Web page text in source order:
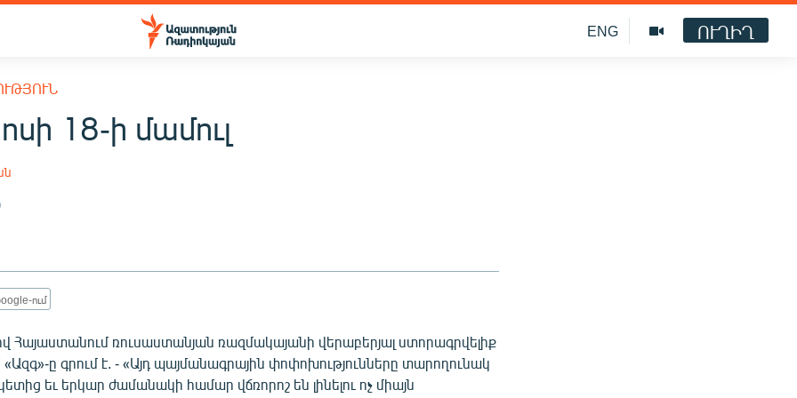
ENG ՈՒՂԻՂ
18-ի մամուլ
ում
Հայաստանում ռուսաստանյան ռազմակայանի վերաբերյալ ստորագրվելիք
ը գրում է. - «Այդ պայմանագրային փոփոխությունները տարողունակ
եւ երկար ժամանակի համար վճռորոշ են լինելու ոչ միայն